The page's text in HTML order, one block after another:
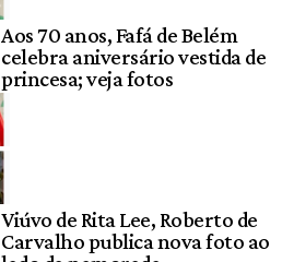
Aos 70 anos, Fafá de Belém
celebra aniversário vestida de
princesa; veja fotos
Viúvo de Rita Lee, Roberto de
Carvalho publica nova foto ao